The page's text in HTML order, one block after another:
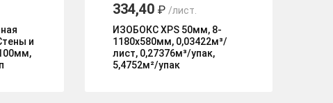
и
334,40 ₽ /лист.
ИЗОБОКС XPS 50мм, 8-
1180х580мм, 0,03422м³/
лист, 0,27376м³/упак,
5,4752м²/упак